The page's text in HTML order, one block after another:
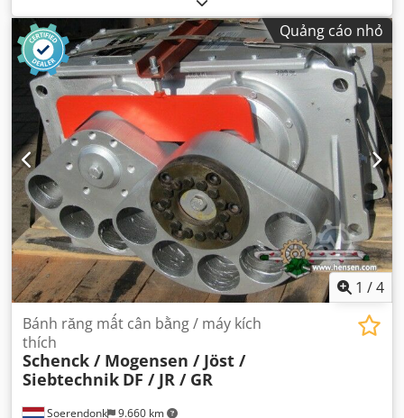
Quảng cáo nhỏ
1 /4
Soerendonk 9.660 km
Bánh răng mất cân bằng / máy kích
thích
Schenck / Mogensen / Jöst /
Siebtechnik DF / JR / GR